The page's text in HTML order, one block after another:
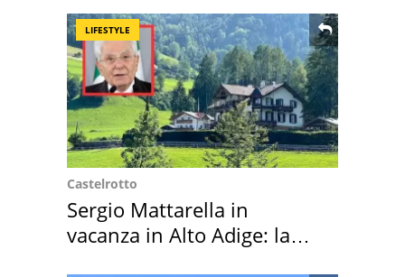
LIFESTYLE
Castelrotto
Sergio Mattarella in
vacanza in Alto Adige: la